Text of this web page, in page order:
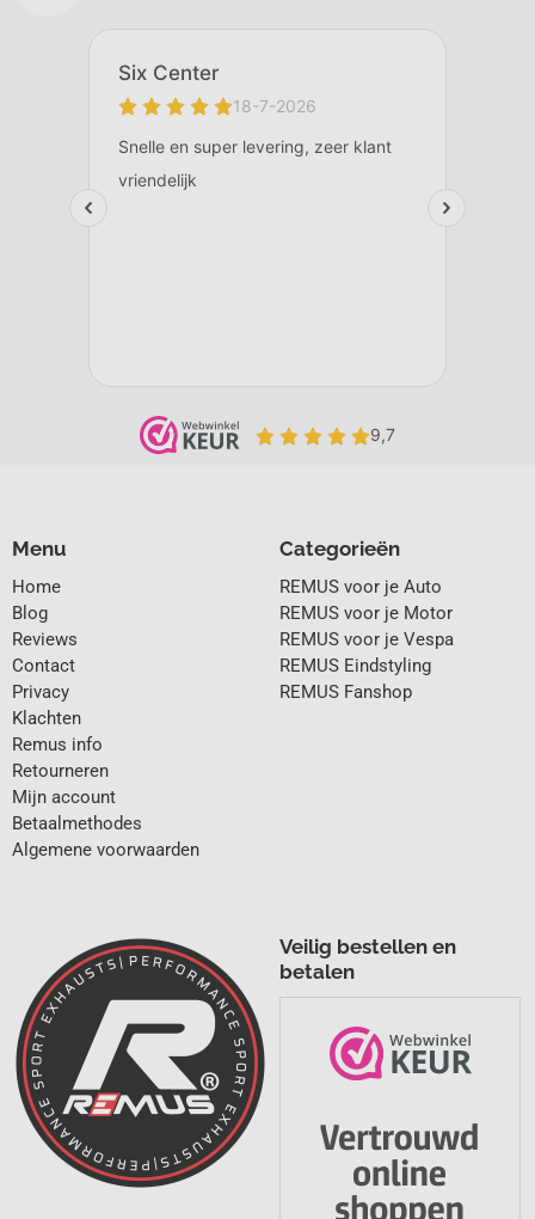
Categorieën
REMUS voor je Auto
REMUS voor je Motor
REMUS voor je Vespa
REMUS Eindstyling
REMUS Fanshop
Menu
Home
Blog
Reviews
Contact
Privacy
Klachten
Remus info
Retourneren
Mijn account
Betaalmethodes
Algemene voorwaarden
Veilig bestellen en
betalen